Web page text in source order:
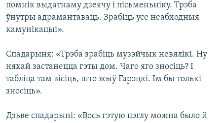
помнік выдатнаму дзеячу і пісьменьніку. Трэба
ўнутры адрамантаваць. Зрабіць усе неабходныя
камунікацыі».
Спадарыня: «Трэба зрабіць музэйчык невялікі. Ну
няхай застанецца гэты дом. Чаго яго зносіць? І
табліца там вісіць, што жыў Гарэцкі. Ім бы толькі
зносіць».
Дзьве спадарыні: «Вось гэтую цэглу можна было й